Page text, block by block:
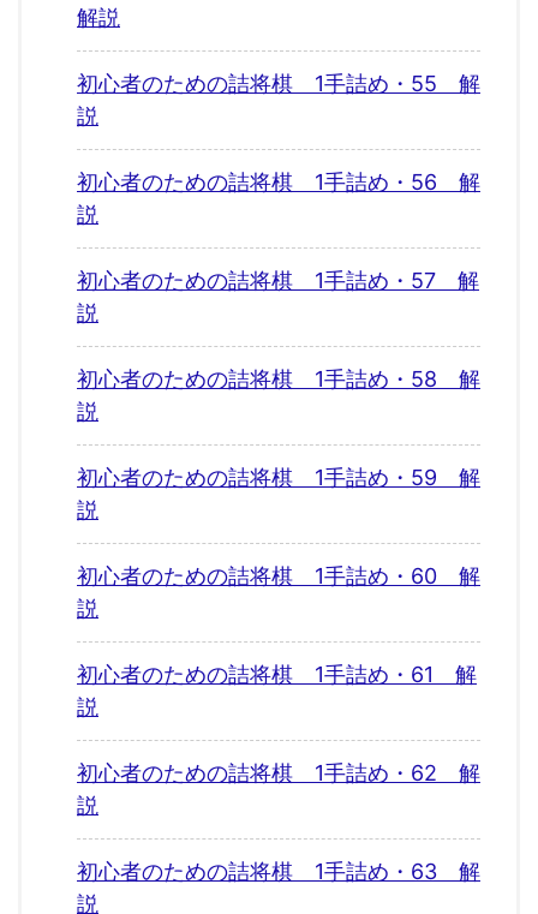
解説
初心者のための詰将棋 1手詰め・55 解
説
初心者のための詰将棋 1手詰め・56 解
説
初心者のための詰将棋 1手詰め・57 解
説
初心者のための詰将棋 1手詰め・58 解
説
初心者のための詰将棋 1手詰め・59 解
説
初心者のための詰将棋 1手詰め・60 解
説
初心者のための詰将棋 1手詰め・61 解
説
初心者のための詰将棋 1手詰め・62 解
説
初心者のための詰将棋 1手詰め・63 解
説